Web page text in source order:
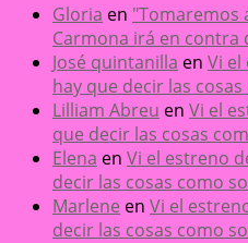
Gloria en "Tomaremos
Carmona irá en contra
José quintanilla en Vi el
hay que decir las
Lilliam Abreu en Vi el
que decir las cosas
Elena en Vi el estreno
decir las cosas como
Marlene en Vi el
decir las cosas como